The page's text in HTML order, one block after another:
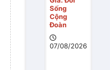
Sống
Cộng
Đoàn
07/08/2026